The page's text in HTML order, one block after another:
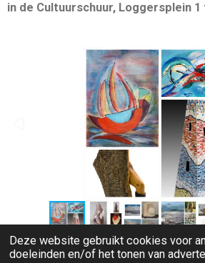
Deze website gebruikt cookies voor
doeleinden en/of het tonen van
in de Cultuurschuur, Loggersplein